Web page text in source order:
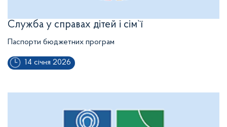
Служба у справах дітей і сім`ї
Паспорти бюджетних програм
14 січня 2026